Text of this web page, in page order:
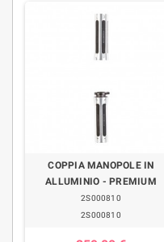
COPPIA MANOPOLE IN
ALLUMINIO - PREMIUM
2S000810
2S000810